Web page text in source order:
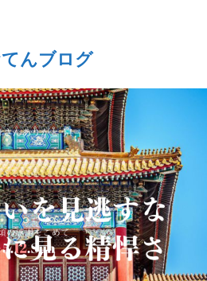
んブログ